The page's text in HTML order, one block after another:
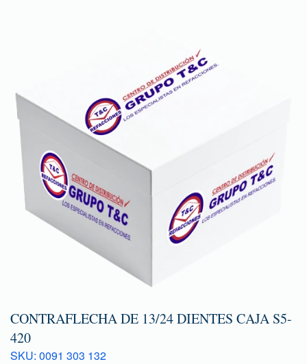
CONTRAFLECHA DE 13/24 DIENTES CAJA S5-
420
SKU: 0091 303 132